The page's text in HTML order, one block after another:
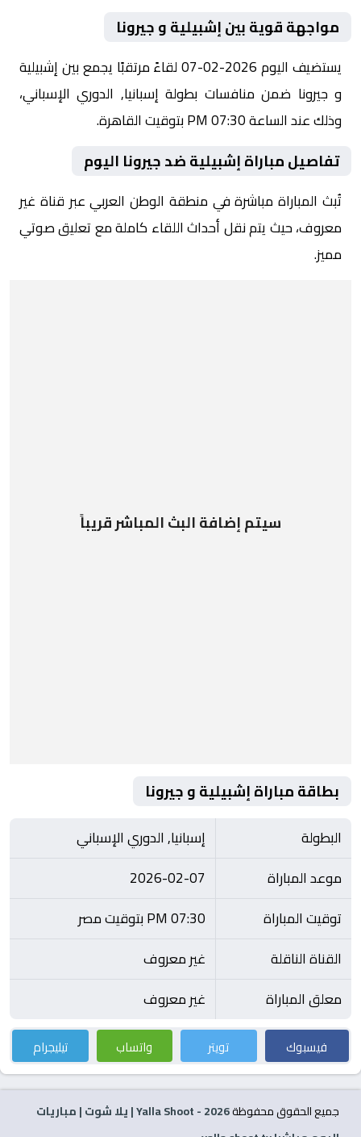
مواجهة قوية بين إشبيلية و جيرونا
يستضيف اليوم 2026-02-07 لقاءً مرتقبًا يجمع بين إشبيلية
و جيرونا ضمن منافسات بطولة إسبانيا, الدوري الإسباني،
وذلك عند الساعة 07:30 PM بتوقيت القاهرة.
تفاصيل مباراة إشبيلية ضد جيرونا اليوم
تُبث المباراة مباشرة في منطقة الوطن العربي عبر قناة غير
معروف، حيث يتم نقل أحداث اللقاء كاملة مع تعليق صوتي
مميز.
سيتم إضافة البث المباشر قريباً
بطاقة مباراة إشبيلية و جيرونا
البطولة
إسبانيا, الدوري الإسباني
موعد المباراة
2026-02-07
توقيت المباراة
07:30 PM بتوقيت مصر
القناة الناقلة
غير معروف
معلق المباراة
غير معروف
فيسبوك تويتر واتساب تيليجرام
جميع الحقوق محفوظة2026
- Yalla Shoot | يلا شوت | مباريات